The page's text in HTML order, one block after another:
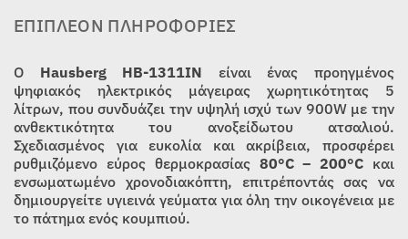
ΕΠΙΠΛΈΟΝ ΠΛΗΡΟΦΟΡΊΕΣ
Ο Hausberg HB-1311IN είναι ένας προηγμένος
ψηφιακός ηλεκτρικός μάγειρας χωρητικότητας 5
λίτρων, που συνδυάζει την υψηλή ισχύ των 900W με την
ανθεκτικότητα του ανοξείδωτου ατσαλιού.
Σχεδιασμένος για ευκολία και ακρίβεια, προσφέρει
ρυθμιζόμενο εύρος θερμοκρασίας 80°C – 200°C και
ενσωματωμένο χρονοδιακόπτη, επιτρέποντάς σας να
δημιουργείτε υγιεινά γεύματα για όλη την οικογένεια με
το πάτημα ενός κουμπιού.